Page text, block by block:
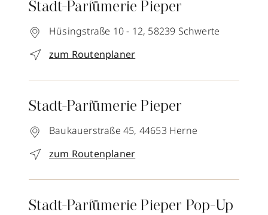
Stadt-Parfümerie Pieper
Hüsingstraße 10 - 12, 58239 Schwerte
zum Routenplaner
Stadt-Parfümerie Pieper
Baukauerstraße 45, 44653 Herne
zum Routenplaner
Stadt-Parfümerie Pieper Pop-Up